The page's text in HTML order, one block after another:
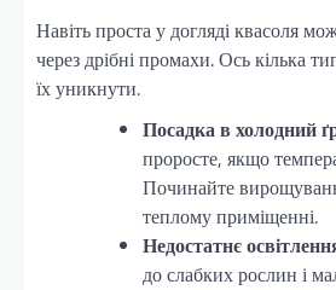
Навіть проста у догляді квасоля
через дрібні промахи. Ось кілька
їх уникнути.
Посадка в холодний
проросте, якщо
Починайте
теплому приміщенні.
Недостатнє
до слабких рослин і